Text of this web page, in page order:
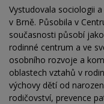
Vystudovala sociologii
v Brně. Působila v
současnosti působí
rodinné centrum a ve
osobního rozvoje a
oblastech vztahů v
výchovy dětí od
rodičovství, prevence